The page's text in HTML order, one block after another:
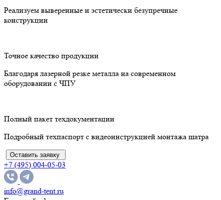
Реализуем выверенные и эстетически безупречные
конструкции
Точное качество продукции
Благодаря лазерной резке металла на современном
оборудовании с ЧПУ
Полный пакет техдокументации
Подробный техпаспорт с видеоинструкцией монтажа шатра
Оставить заявку
+7 (495) 004-05-03
info@grand-tent.ru